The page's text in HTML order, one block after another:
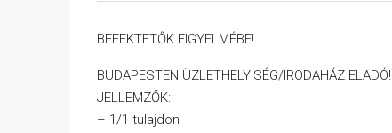
BEFEKTETŐK FIGYELMÉBE!
BUDAPESTEN ÜZLETHELYISÉG/IRODAHÁZ ELADÓ!
JELLEMZŐK:
– 1/1 tulajdon